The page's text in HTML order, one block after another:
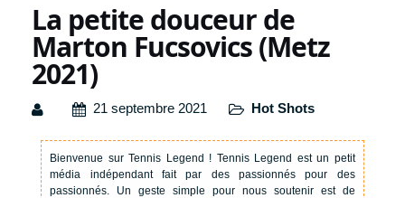
La petite douceur de
Marton Fucsovics (Metz
2021)
21 septembre 2021 Hot Shots
Bienvenue sur Tennis Legend ! Tennis Legend est un petit
média indépendant fait par des passionnés pour des
passionnés. Un geste simple pour nous soutenir est de